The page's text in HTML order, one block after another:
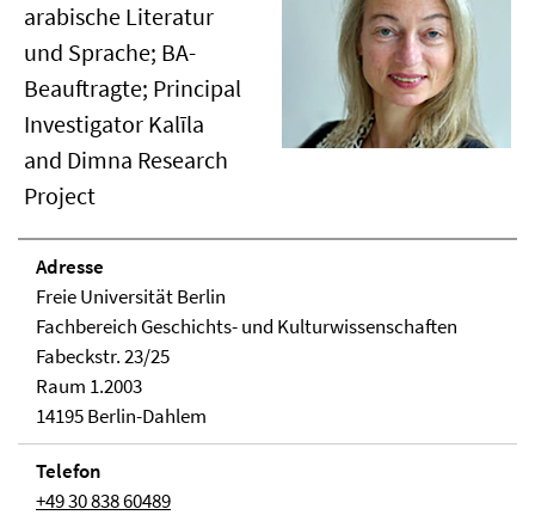
arabische Literatur
und Sprache; BA-
Beauftragte; Principal
Investigator Kalīla
and Dimna Research
Project
Adresse
Freie Universität Berlin
Fachbereich Geschichts- und Kulturwissenschaften
Fabeckstr. 23/25
Raum 1.2003
14195 Berlin-Dahlem
Telefon
+49 30 838 60489